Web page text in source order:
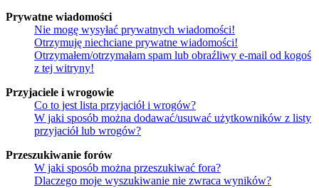
Prywatne wiadomości
Nie mogę wysyłać prywatnych wiadomości!
Otrzymuję niechciane prywatne wiadomości!
Otrzymałem/otrzymałam spam lub obraźliwy e-mail od kogoś
z tej witryny!
Przyjaciele i wrogowie
Co to jest lista przyjaciół i wrogów?
W jaki sposób można dodawać/usuwać użytkowników z listy
przyjaciół lub wrogów?
Przeszukiwanie forów
W jaki sposób można przeszukiwać fora?
Dlaczego moje wyszukiwanie nie zwraca wyników?